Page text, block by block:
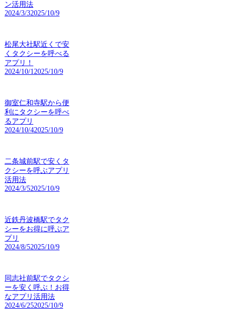
ン活用法
2024/3/32025/10/9
松尾大社駅近くで安
くタクシーを呼べる
アプリ！
2024/10/12025/10/9
御室仁和寺駅から便
利にタクシーを呼べ
るアプリ
2024/10/42025/10/9
二条城前駅で安くタ
クシーを呼ぶアプリ
活用法
2024/3/52025/10/9
近鉄丹波橋駅でタク
シーをお得に呼ぶア
プリ
2024/8/52025/10/9
同志社前駅でタクシ
ーを安く呼ぶ！お得
なアプリ活用法
2024/6/252025/10/9